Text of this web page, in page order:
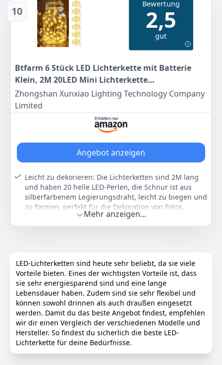
6 Pack Warm Weiß BXROIU
Statt:
Anzeigen
Farbe Gewicht
Warmweiß Ideen mit Herz
Anzeigen
10
Bewertung
2,5
gut
Btfarm 6 Stück LED Lichterkette mit Batterie
Klein, 2M 20LED Mini Lichterkette
Batteriebetrieben, Wasserdicht Lichterkette
Draht mit Knopfzelle für Weihnachten Hochzeit
Party Innen Deko, WarmWeiß
Zhongshan Xunxiao Lighting Technology Company
Limited
Angebot anzeigen
Leicht zu dekorieren: Die Lichterketten sind 2M lang
und haben 20 helle LED-Perlen, die Schnur ist aus
silberfarbenem Legierungsdraht, leicht zu biegen und
zu formen, perfekt für die Dekoration von Fotos,
Kunsthandwerk, Bäumen, Blumen, Zweigen,
Girlanden, Schlafzimmern und überall sonst, wo Sie
Wasserdichtes Design: Die Lichterketten sind nach
IP65 wasserdicht und für den Innen- und
Außenbereich geeignet, so dass Sie sich keine Sorgen
über Feuchtigkeit, Wetterschäden oder Kurzschlüsse
machen müssen. Hinweis: Nur die Lichterketten sind
wasserdicht, die Batterie ist nicht wasserdicht
Sicher und stabil: Die Lichterketten werden mit 2 x
CR2032-Batterien (im Lieferumfang enthalten)
betrieben, die eine sichere, niedrige Spannung
Mehr anzeigen...
LED-Lichterketten sind heute sehr beliebt, da sie viele
Vorteile bieten. Eines der wichtigsten Vorteile ist, dass
sie sehr energiesparend sind und eine lange
Lebensdauer haben. Zudem sind sie sehr flexibel und
können sowohl drinnen als auch draußen eingesetzt
werden. Damit du das beste Angebot findest, empfehlen
wir dir einen Vergleich der verschiedenen Modelle und
Hersteller. So findest du sicherlich die beste LED-
Lichterkette für deine Bedürfnisse.